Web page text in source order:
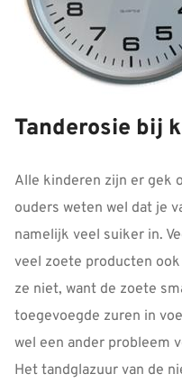
Tanderosie bij
Alle kinderen zijn er gek
ouders weten wel dat je
namelijk veel suiker in.
veel zoete producten
ze niet, want de zoete
toegevoegde zuren in
wel een ander probleem
Het tandglazuur van de